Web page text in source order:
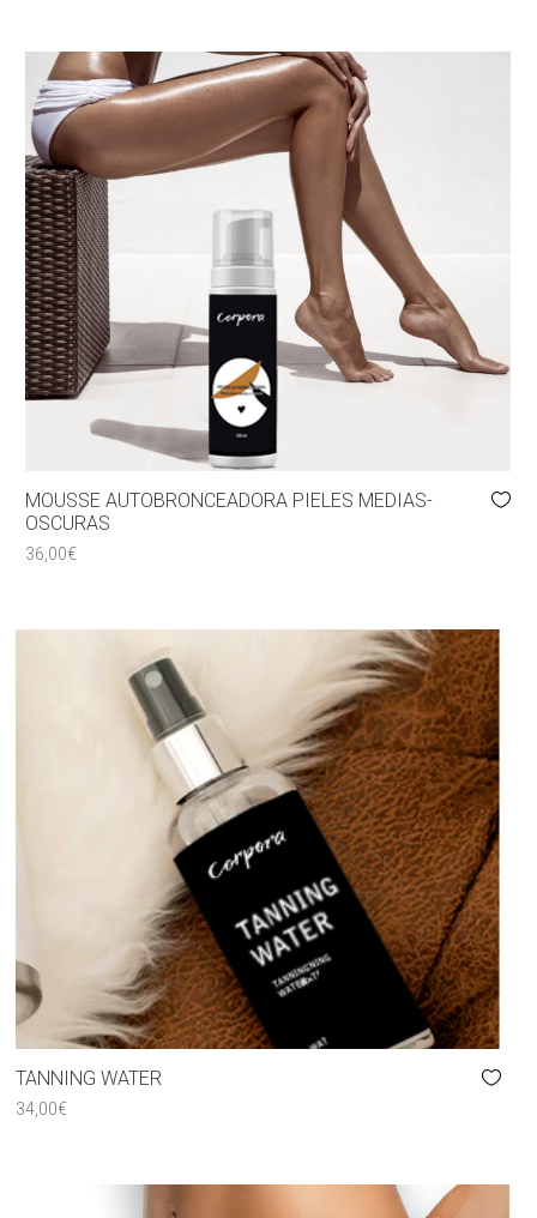
MOUSSE AUTOBRONCEADORA PIELES MEDIAS-
OSCURAS
36,00€
TANNING WATER
34,00€